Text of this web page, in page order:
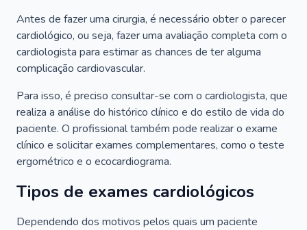
Antes de fazer uma cirurgia, é necessário obter o parecer
cardiológico, ou seja, fazer uma avaliação completa com o
cardiologista para estimar as chances de ter alguma
complicação cardiovascular.
Para isso, é preciso consultar-se com o cardiologista, que
realiza a análise do histórico clínico e do estilo de vida do
paciente. O profissional também pode realizar o exame
clínico e solicitar exames complementares, como o teste
ergométrico e o ecocardiograma.
Tipos de exames cardiológicos
Dependendo dos motivos pelos quais um paciente